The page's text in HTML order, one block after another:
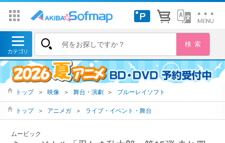
トップ ＞ 映像 ＞ 舞台・演劇 ＞ ブルーレイソフト
トップ ＞ アニメガ ＞ ライブ・イベント・舞台
ムービック